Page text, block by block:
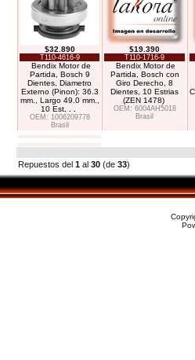
$32.890
T110-4616-9
Bendix Motor de
Partida, Bosch 9
Dientes, Diametro
Externo (Pinon): 36.3
mm., Largo 49.0 mm.,
10 Est
OEM: 1006209778
Brasil
$19.390
T110-1716-9
Bendix Motor de
Partida, Bosch con
Giro Derecho, 8
Dientes, 10 Estrias
(ZEN 1478)
OEM: 6004AH5018
Brasil
Repuestos del 1 al 30 (de 33)